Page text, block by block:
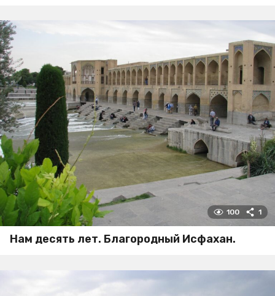
100 1
Нам десять лет. Благородный Исфахан.